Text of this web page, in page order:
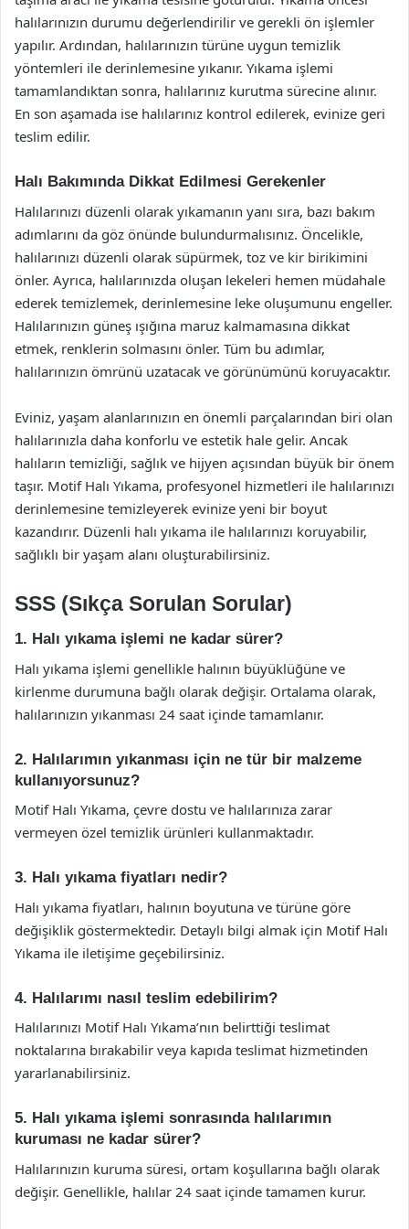
halılarınızın durumu değerlendirilir ve gerekli ön işlemler
yapılır. Ardından, halılarınızın türüne uygun temizlik
yöntemleri ile derinlemesine yıkanır. Yıkama işlemi
tamamlandıktan sonra, halılarınız kurutma sürecine alınır.
En son aşamada ise halılarınız kontrol edilerek, evinize geri
teslim edilir.
Halı Bakımında Dikkat Edilmesi Gerekenler
Halılarınızı düzenli olarak yıkamanın yanı sıra, bazı bakım
adımlarını da göz önünde bulundurmalısınız. Öncelikle,
halılarınızı düzenli olarak süpürmek, toz ve kir birikimini
önler. Ayrıca, halılarınızda oluşan lekeleri hemen müdahale
ederek temizlemek, derinlemesine leke oluşumunu engeller.
Halılarınızın güneş ışığına maruz kalmamasına dikkat
etmek, renklerin solmasını önler. Tüm bu adımlar,
halılarınızın ömrünü uzatacak ve görünümünü koruyacaktır.
Eviniz, yaşam alanlarınızın en önemli parçalarından biri olan
halılarınızla daha konforlu ve estetik hale gelir. Ancak
halıların temizliği, sağlık ve hijyen açısından büyük bir önem
taşır. Motif Halı Yıkama, profesyonel hizmetleri ile halılarınızı
derinlemesine temizleyerek evinize yeni bir boyut
kazandırır. Düzenli halı yıkama ile halılarınızı koruyabilir,
sağlıklı bir yaşam alanı oluşturabilirsiniz.
SSS (Sıkça Sorulan Sorular)
1. Halı yıkama işlemi ne kadar sürer?
Halı yıkama işlemi genellikle halının büyüklüğüne ve
kirlenme durumuna bağlı olarak değişir. Ortalama olarak,
halılarınızın yıkanması 24 saat içinde tamamlanır.
2. Halılarımın yıkanması için ne tür bir malzeme
kullanıyorsunuz?
Motif Halı Yıkama, çevre dostu ve halılarınıza zarar
vermeyen özel temizlik ürünleri kullanmaktadır.
3. Halı yıkama fiyatları nedir?
Halı yıkama fiyatları, halının boyutuna ve türüne göre
değişiklik göstermektedir. Detaylı bilgi almak için Motif Halı
Yıkama ile iletişime geçebilirsiniz.
4. Halılarımı nasıl teslim edebilirim?
Halılarınızı Motif Halı Yıkama’nın belirttiği teslimat
noktalarına bırakabilir veya kapıda teslimat hizmetinden
yararlanabilirsiniz.
5. Halı yıkama işlemi sonrasında halılarımın
kuruması ne kadar sürer?
Halılarınızın kuruma süresi, ortam koşullarına bağlı olarak
değişir. Genellikle, halılar 24 saat içinde tamamen kurur.